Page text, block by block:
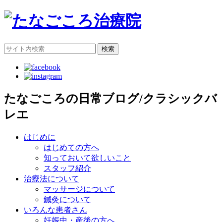
検索
たなごころの日常ブログ/クラシックバ
レエ
はじめに
はじめての方へ
知っておいて欲しいこと
スタッフ紹介
治療法について
マッサージについて
鍼灸について
いろんな患者さん
妊娠中・産後の方へ